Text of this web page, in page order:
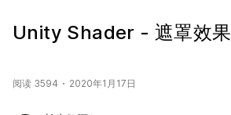
Unity Shader - 遮罩效果
阅读 3594 2020年1月17日